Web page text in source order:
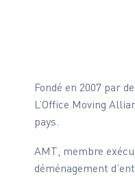
Fondé en 2007 par
L’Office Moving
pays.
AMT, membre
déménagement